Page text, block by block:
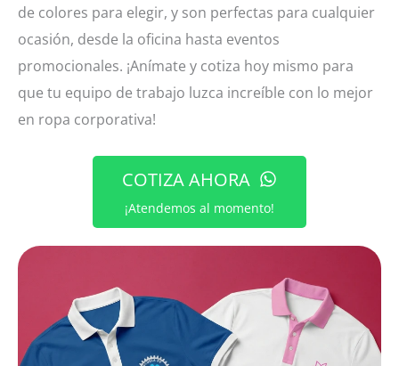
de colores para elegir, y son perfectas para cualquier
ocasión, desde la oficina hasta eventos
promocionales. ¡Anímate y cotiza hoy mismo para
que tu equipo de trabajo luzca increíble con lo mejor
en ropa corporativa!
COTIZA AHORA
¡Atendemos al momento!